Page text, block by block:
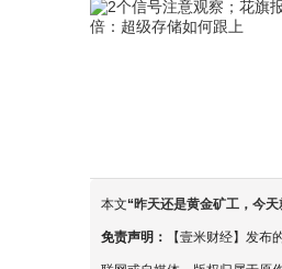
本文“昨天还是黄金矿工，今
免责声明： 【壹米财经】发